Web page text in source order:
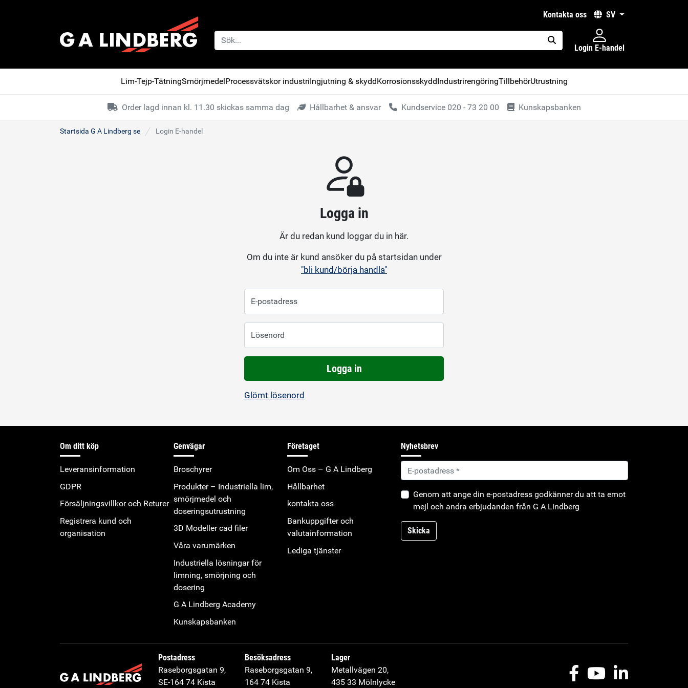
kontakta oss SV
placeholder.search
Login E-handel
Lim-Tejp-TätningSmörjmedelProcessvätskor industriIngjutning & skyddKorrosionsskyddIndustrirengöringTillbehörUtrustning
Order lagd innan kl. 11.30 skickas samma dag Hållbarhet & ansvar Kundservice 020 - 73 20 00 Kunskapsbanken
Startsida G A Lindberg se Login E-handel
Logga in
Är du redan kund loggar du in här.
Om du inte är kund ansöker du på startsidan under
"bli kund/börja handla"
E-postadress
Lösenord
Logga in
Glömt lösenord
Om ditt köp
Leveransinformation
GDPR
Försäljningsvillkor och Returer
Registrera kund och
organisation
Genvägar
Broschyrer
Produkter – Industriella lim,
smörjmedel och
doseringsutrustning
3D Modeller cad filer
Våra varumärken
Industriella lösningar för
limning, smörjning och
dosering
G A Lindberg Academy
Kunskapsbanken
Företaget
Om Oss – G A Lindberg
Hållbarhet
kontakta oss
Bankuppgifter och
valutainformation
Lediga tjänster
Nyhetsbrev
Genom att ange din e-postadress godkänner du att ta emot
mejl och andra erbjudanden från G A Lindberg
Skicka
Postadress
Raseborgsgatan 9,
SE-164 74 Kista
Besöksadress
Raseborgsgatan 9,
164 74 Kista
Lager
Metallvägen 20,
435 33 Mölnlycke
FacebookYoutubeLinkedIn